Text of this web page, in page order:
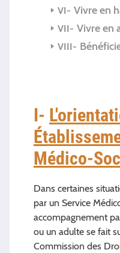
Vivre en
Vivre en
I-
Médico-
Dans certaines
par un Service
accompagnement
ou un adulte se fait
Commission des